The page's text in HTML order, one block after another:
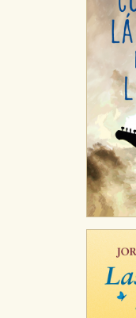
Estas cookies
de navegación
nuestro sitio
servicios para
vez que nos
tanto, es
Cookies de
Estas cookies
publicitarios y
relevante para
almacenan
que se basan
navegador y
GUARDAR
Puede consultar